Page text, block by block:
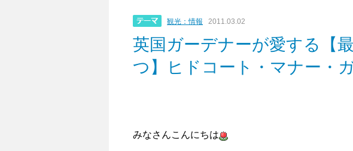
観光：情報 2011.03.02
英国ガーデナーが愛する【
つ】ヒドコート・マナー・
みなさんこんにちは